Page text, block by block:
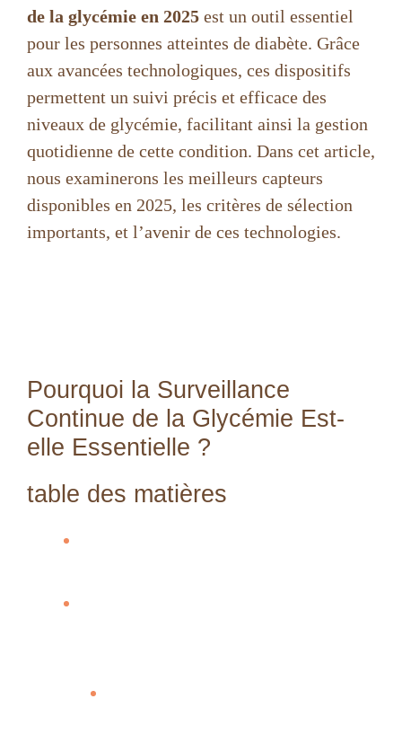
de la glycémie en 2025 est un outil essentiel
pour les personnes atteintes de diabète. Grâce
aux avancées technologiques, ces dispositifs
permettent un suivi précis et efficace des
niveaux de glycémie, facilitant ainsi la gestion
quotidienne de cette condition. Dans cet article,
nous examinerons les meilleurs capteurs
disponibles en 2025, les critères de sélection
importants, et l’avenir de ces technologies.
Pourquoi la Surveillance
Continue de la Glycémie Est-
elle Essentielle ?
table des matières